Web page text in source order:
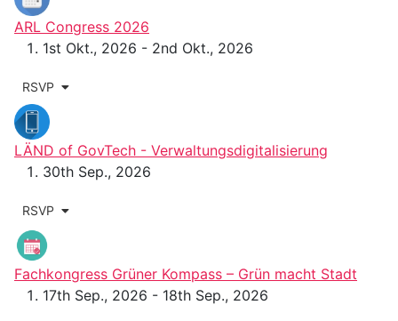
ARL Congress 2026
1st Okt., 2026 - 2nd Okt., 2026
RSVP
LÄND of GovTech - Verwaltungs­digitalisierung
30th Sep., 2026
RSVP
Fachkongress Grüner Kompass – Grün macht Stadt
17th Sep., 2026 - 18th Sep., 2026